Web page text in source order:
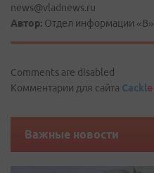
news@vladnews.ru
Автор: Отдел информации «В»
Comments are disabled
Комментарии для сайта Cackle
Важные новости